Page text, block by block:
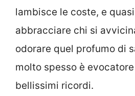
lambisce le coste, e
abbracciare chi si
odorare quel profumo di
molto spesso è
bellissimi ricordi.